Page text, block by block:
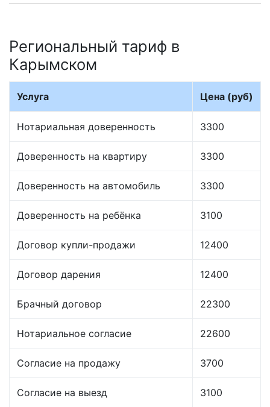
Региональный тариф в
Карымском
Услуга Цена (руб)
Нотариальная доверенность 3300
Доверенность на квартиру 3300
Доверенность на автомобиль 3300
Доверенность на ребёнка 3100
Договор купли-продажи 12400
Договор дарения 12400
Брачный договор 22300
Нотариальное согласие 22600
Согласие на продажу 3700
Согласие на выезд 3100